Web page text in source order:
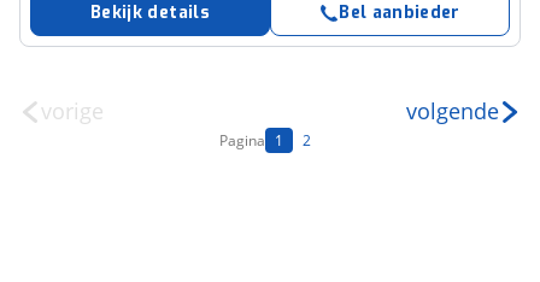
Bekijk details Bel aanbieder
vorige
Pagina 1 2
volgende